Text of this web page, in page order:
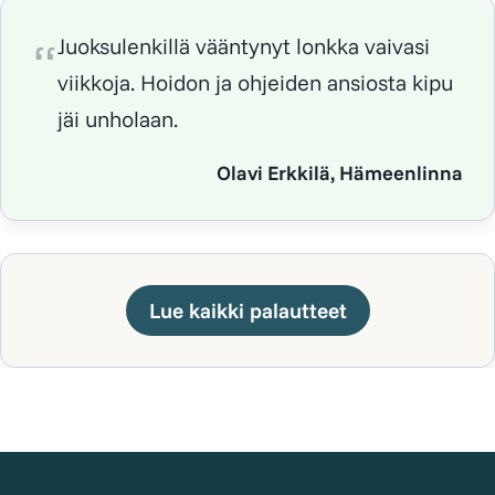
Juoksulenkillä vääntynyt lonkka vaivasi
viikkoja. Hoidon ja ohjeiden ansiosta kipu
jäi unholaan.
Olavi Erkkilä, Hämeenlinna
Lue kaikki palautteet